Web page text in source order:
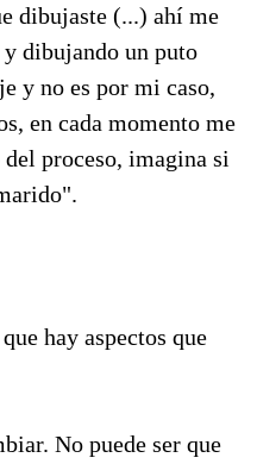
dibujaste (...) ahí me
dibujando un puto
y no es por mi caso,
en cada momento me
proceso, imagina si
hay aspectos que
No puede ser que